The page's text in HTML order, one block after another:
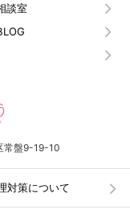
談室
常盤9-19-10
対策について